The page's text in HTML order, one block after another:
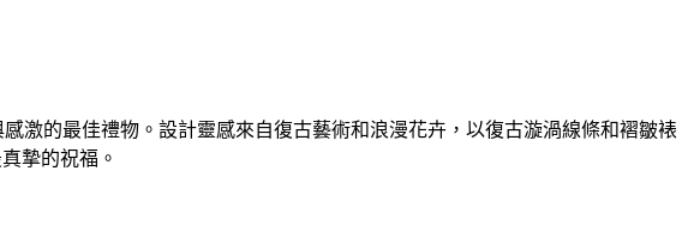
激的最佳禮物。設計靈感來自復古藝術和浪漫花卉，以復古漩渦線條和褶皺裱
摯的祝福。